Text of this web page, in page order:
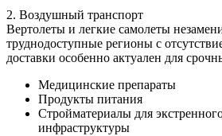
2. Воздушный транспорт
Вертолеты и легкие самолеты
труднодоступные регионы с
доставки особенно актуален для
Медицинские препараты
Продукты питания
Стройматериалы для
инфраструктуры